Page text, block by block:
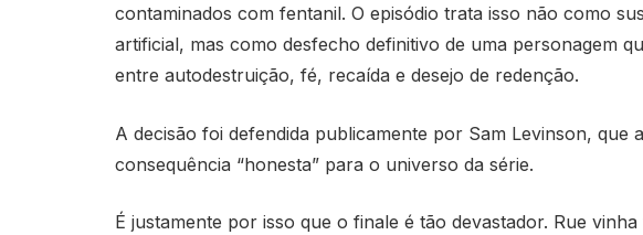
contaminados com fentanil. O episódio trata isso não como
artificial, mas como desfecho definitivo de uma personagem
entre autodestruição, fé, recaída e desejo de redenção.
A decisão foi defendida publicamente por Sam Levinson, que
consequência “honesta” para o universo da série.
É justamente por isso que o finale é tão devastador. Rue